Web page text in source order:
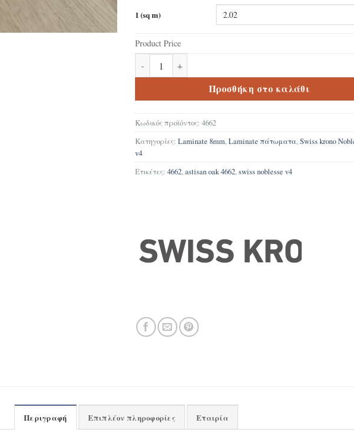
1 (sq m)
Product Price
Προσθήκη στο καλάθι
Κωδικός προϊόντος: 4662
Κατηγορίες: Laminate 8mm,Laminate πάτωματα,Swiss krono
v4
Ετικέτες: 4662,astisan oak 4662,swiss noblesse v4
Περιγραφή Επιπλέον πληροφορίες Εταιρία